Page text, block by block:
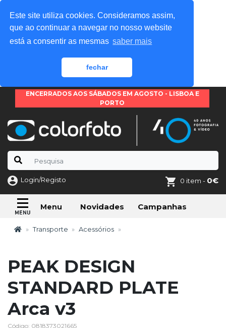
Este site utiliza cookies. Consideramos assim,
que ao continuar a navegar no nosso website
está a consentir as mesmas saber mais
fechar
ENCERRADOS AOS SÁBADOS EM AGOSTO - LISBOA E
PORTO
Login/Registo 0 item - 0€
Menu Novidades Campanhas
Transporte Acessórios
PEAK DESIGN
STANDARD PLATE
Arca v3
Código: 0818373021665